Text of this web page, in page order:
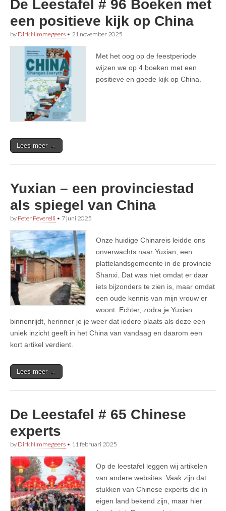
De Leestafel # 96 Boeken met
een positieve kijk op China
by Dirk Nimmegeers • 21 november 2025
Met het oog op de feestperiode
wijzen we op 4 boeken met een
positieve en goede kijk op China.
Lees meer →
Yuxian – een provinciestad
als spiegel van China
by Peter Peverelli • 7 juni 2025
Onze huidige Chinareis leidde ons
onverwachts naar Yuxian, een
plattelandsgemeente in de provincie
Shanxi. Dat was niet omdat er daar
iets bijzonders te zien is, maar omdat
een oude kennis van mijn vrouw er
woont. Echter, zodra je Yuxian
binnenrijdt, herinner je je weer dat iedere plaats als deze een
uniek inzicht geeft in het China van vandaag en daarom een
kort artikel verdient.
Lees meer →
De Leestafel # 65 Chinese
experts
by Dirk Nimmegeers • 11 februari 2025
Op de leestafel leggen wij artikelen
van andere websites. Vaak zijn dat
stukken van Chinese experts die in
eigen land bekend zijn, maar hier